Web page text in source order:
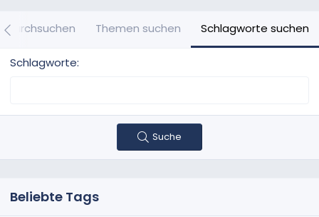
durchsuchen Themen suchen Schlagworte suchen
Schlagworte
Suche
Beliebte Tags